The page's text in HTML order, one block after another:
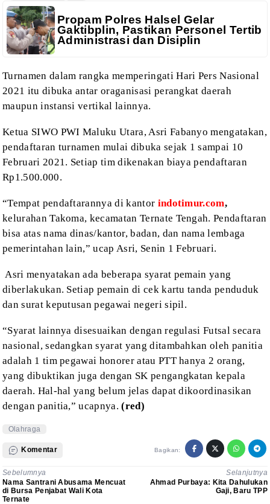
Propam Polres Halsel Gelar
Gaktibplin, Pastikan Personel Tertib
Administrasi dan Disiplin
Turnamen dalam rangka memperingati Hari Pers Nasional
2021 itu dibuka antar oraganisasi perangkat daerah
maupun instansi vertikal lainnya.
Ketua SIWO PWI Maluku Utara, Asri Fabanyo mengatakan,
pendaftaran turnamen mulai dibuka sejak 1 sampai 10
Februari 2021. Setiap tim dikenakan biaya pendaftaran
Rp1.500.000.
“Tempat pendaftarannya di kantor indotimur.com,
kelurahan Takoma, kecamatan Ternate Tengah. Pendaftaran
bisa atas nama dinas/kantor, badan, dan nama lembaga
pemerintahan lain,” ucap Asri, Senin 1 Februari.
Asri menyatakan ada beberapa syarat pemain yang
diberlakukan. Setiap pemain di cek kartu tanda penduduk
dan surat keputusan pegawai negeri sipil.
“Syarat lainnya disesuaikan dengan regulasi Futsal secara
nasional, sedangkan syarat yang ditambahkan oleh panitia
adalah 1 tim pegawai honoreratau PTT hanya 2 orang,
yang dibuktikan juga dengan SK pengangkatan kepala
daerah. Hal-hal yang belum jelas dapat dikoordinasikan
dengan panitia,” ucapnya.(red)
Olahraga
Komentar Bagikan:
Sebelumnya
Nama Santrani Abusama Mencuat
di Bursa Penjabat Wali Kota
Ternate
Selanjutnya
Ahmad Purbaya: Kita Dahulukan
Gaji, Baru TPP